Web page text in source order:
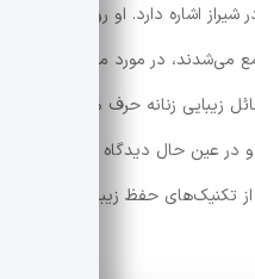
شیراز اشاره دارد. او روزی را
می‌شدند، در مورد مسائل سیاسی
زیبایی زنانه حرف می‌زنند. در
و در عین حال دیدگاه شخصیت
تکنیک‌های حفظ زیبایی در زنان